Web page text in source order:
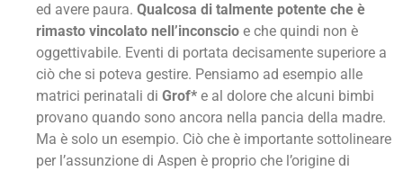
ed avere paura. Qualcosa di talmente potente che è
rimasto vincolato nell’inconscio e che quindi non è
oggettivabile. Eventi di portata decisamente superiore a
ciò che si poteva gestire. Pensiamo ad esempio alle
matrici perinatali di Grof* e al dolore che alcuni bimbi
provano quando sono ancora nella pancia della madre.
Ma è solo un esempio. Ciò che è importante sottolineare
per l’assunzione di Aspen è proprio che l’origine di